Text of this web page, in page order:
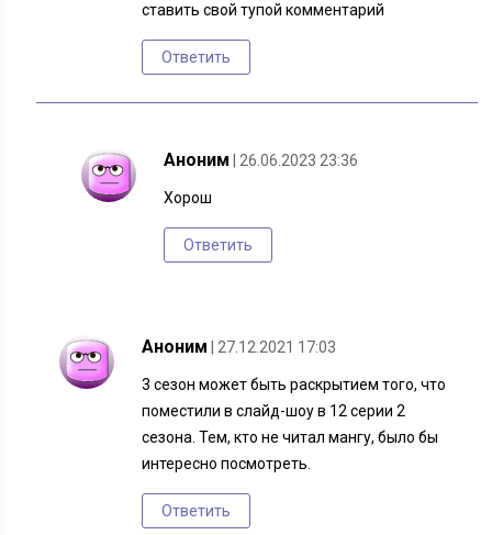
ставить свой тупой комментарий
Ответить
Аноним | 26.06.2023 23:36
Хорош
Ответить
Аноним | 27.12.2021 17:03
3 сезон может быть раскрытием того, что
поместили в слайд-шоу в 12 серии 2
сезона. Тем, кто не читал мангу, было бы
интересно посмотреть.
Ответить